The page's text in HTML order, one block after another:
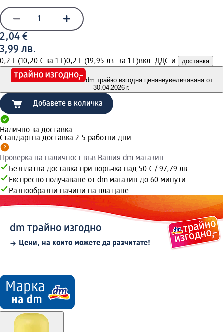
2,04 €
3,99 лв.
0,2 L (10,20 € за 1 L)0,2 L (19,95 лв. за 1 L)вкл. ДДС и доставка
dm трайно изгодна ценанеувеличавана от
30.04.2026 г.
Добавете в количка
Налично за доставка
Стандартна доставка 2-5 работни дни
Проверка на наличност във Вашия dm магазин
Безплатна доставка при поръчка над 50 € / 97,79 лв.
Експресно получаване от dm магазин до 60 минути.
Разнообразни начини на плащане.
dm трайно изгодно
Цени, на които можете да разчитате!